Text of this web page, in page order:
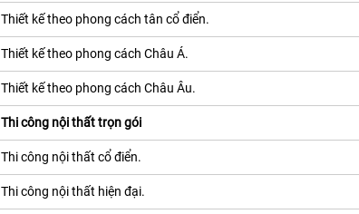
Thiết kế theo phong cách tân cổ điển.
Thiết kế theo phong cách Châu Á.
Thiết kế theo phong cách Châu Âu.
Thi công nội thất trọn gói
Thi công nội thất cổ điển.
Thi công nội thất hiện đại.